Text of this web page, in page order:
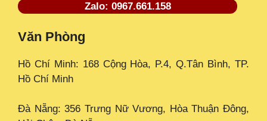
Zalo: 0967.661.158
Văn Phòng
Hồ Chí Minh: 168 Cộng Hòa, P.4, Q.Tân Bình, TP.
Hồ Chí Minh
Đà Nẵng: 356 Trưng Nữ Vương, Hòa Thuận Đông,